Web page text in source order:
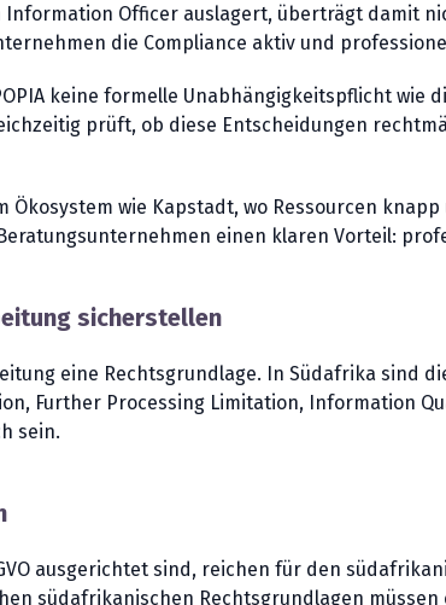
Information Officer auslagert, überträgt damit
die Compliance aktiv und
keine formelle Unabhängigkeitspflicht wie
prüft, ob diese Entscheidungen
Ökosystem wie Kapstadt, wo Ressourcen
einen klaren Vorteil:
sicherstellen
eine Rechtsgrundlage. In Südafrika sind
Further Processing Limitation, Information
sein.
ausgerichtet sind, reichen für den
südafrikanischen Rechtsgrundlagen müssen